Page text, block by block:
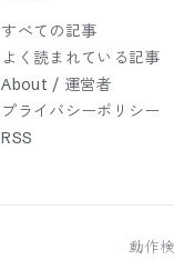
すべての記事
よく読まれている記事
About / 運営者
プライバシーポリシー
RSS
動作